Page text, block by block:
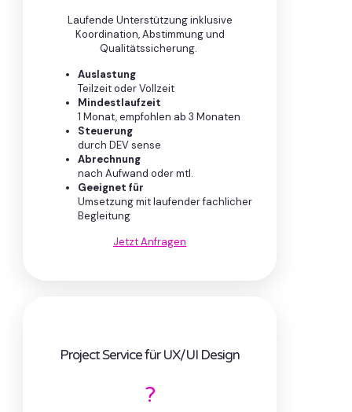
Laufende Unterstützung inklusive
Koordination, Abstimmung und
Qualitätssicherung.
Auslastung
Teilzeit oder Vollzeit
Mindestlaufzeit
1 Monat, empfohlen ab 3 Monaten
Steuerung
durch DEV sense
Abrechnung
nach Aufwand oder mtl.
Geeignet für
Umsetzung mit laufender fachlicher
Begleitung
Jetzt Anfragen
Project Service für UX/UI Design
?